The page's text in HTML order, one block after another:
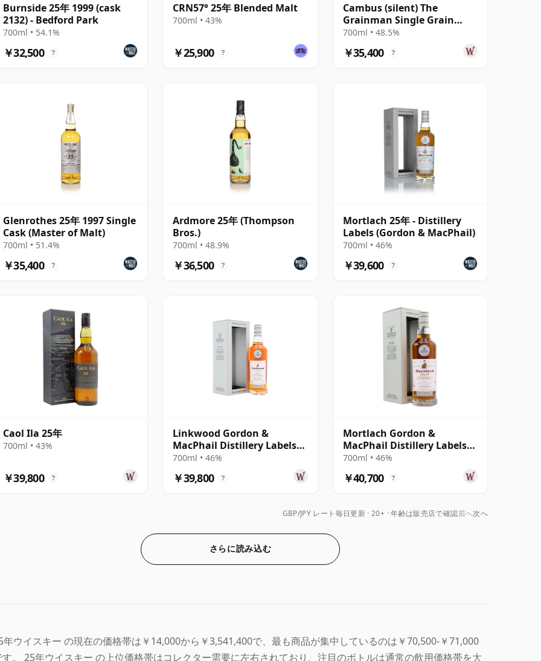
Burnside 25年 1999 (cask
2132) - Bedford Park
700ml • 54.1%
￥32,500 ?
CRN57° 25年 Blended Malt
700ml • 43%
￥25,900 ?
Cambus (silent) The
Grainman Single Grain
Cask #103 1990 25年
700ml • 48.5%
￥35,400 ?
Glenrothes 25年 1997 Single
Cask (Master of Malt)
700ml • 51.4%
￥35,400 ?
Ardmore 25年 (Thompson
Bros.)
700ml • 48.9%
￥36,500 ?
Mortlach 25年 - Distillery
Labels (Gordon & MacPhail)
700ml • 46%
￥39,600 ?
Caol Ila 25年
700ml • 43%
￥39,800 ?
Linkwood Gordon &
MacPhail Distillery Labels
25年
700ml • 46%
￥39,800 ?
Mortlach Gordon &
MacPhail Distillery Labels
25年
700ml • 46%
￥40,700 ?
さらに読み込む
GBP/JPY レート毎日更新 20+ · 年齢は販売店で確認前へ次へ
年ウイスキー の現在の価格帯は￥14,000から￥3,541,400で、最も商品が集中しているのは￥70,500-￥71,000
す。 25年ウイスキー の上位価格帯はコレクター需要に左右されており、注目のボトルは通常の飲用価格帯を大